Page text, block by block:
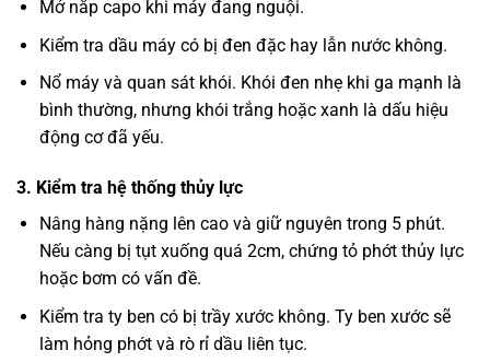
Mở nắp capo khi máy đang nguội.
Kiểm tra dầu máy có bị đen đặc hay lẫn nước không.
Nổ máy và quan sát khói. Khói đen nhẹ khi ga mạnh là
bình thường, nhưng khói trắng hoặc xanh là dấu hiệu
động cơ đã yếu.
3. Kiểm tra hệ thống thủy lực
Nâng hàng nặng lên cao và giữ nguyên trong 5 phút.
Nếu càng bị tụt xuống quá 2cm, chứng tỏ phớt thủy lực
hoặc bơm có vấn đề.
Kiểm tra ty ben có bị trầy xước không. Ty ben xước sẽ
làm hỏng phớt và rò rỉ dầu liên tục.